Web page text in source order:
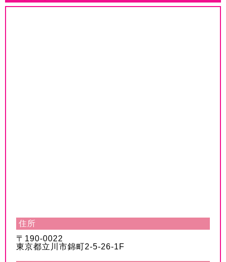
住所
〒190-0022
東京都立川市錦町2-5-26-1F